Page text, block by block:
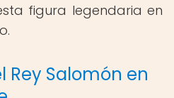
figura legendaria en
Rey Salomón en